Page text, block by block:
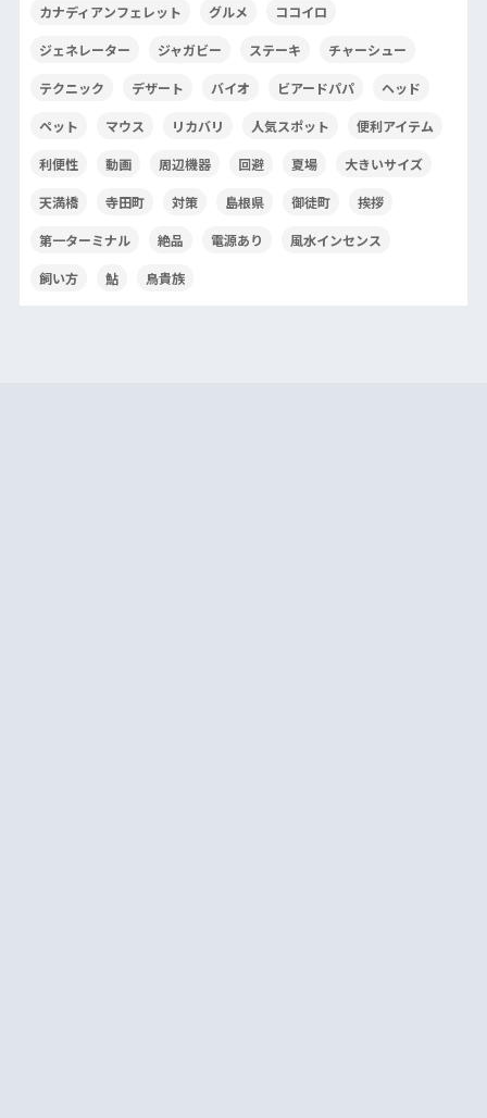
カナディアンフェレット グルメ ココイロ
ジェネレーター ジャガビー ステーキ チャーシュー
テクニック デザート バイオ ビアードパパ ヘッド
ペット マウス リカバリ 人気スポット 便利アイテム
利便性 動画 周辺機器 回避 夏場 大きいサイズ
天満橋 寺田町 対策 島根県 御徒町 挨拶
第一ターミナル 絶品 電源あり 風水インセンス
飼い方 鮎 鳥貴族